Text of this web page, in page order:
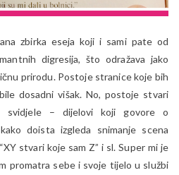
zbirka eseja koji i sami pate od
digresija, što odražava jako
prirodu. Postoje stranice koje bih
dosadni višak. No, postoje stvari
– dijelovi koji govore o
doista izgleda snimanje scena
stvari koje sam Z” i sl. Super mi je
promatra sebe i svoje tijelo u službi